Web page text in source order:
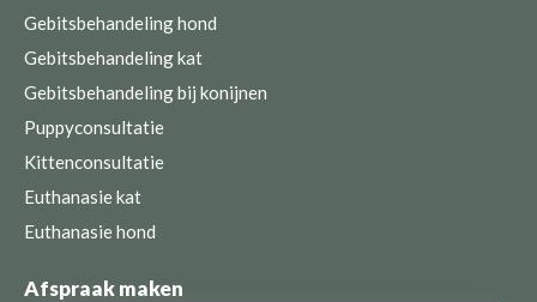
Gebitsbehandeling hond
Gebitsbehandeling kat
Gebitsbehandeling bij konijnen
Puppyconsultatie
Kittenconsultatie
Euthanasie kat
Euthanasie hond
Afspraak maken